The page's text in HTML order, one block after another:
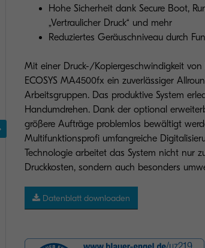
Hohe Sicherheit dank Secure Boot,
„Vertraulicher Druck“ und mehr
Reduziertes Geräuschniveau durch
Mit einer Druck-/Kopiergeschwindigkeit
ECOSYS MA4500fx ein zuverlässiger
Arbeitsgruppen. Das produktive System
Handumdrehen. Dank der optional
größere Aufträge problemlos bewältigt
Multifunktionsprofi umfangreiche
Technologie arbeitet das System nicht nur
Druckkosten, sondern auch besonders
Datenblatt downloaden